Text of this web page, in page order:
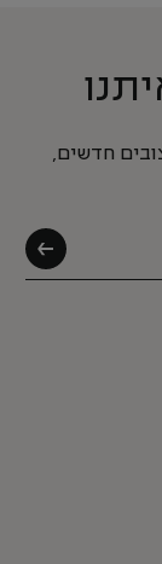
חדשים,